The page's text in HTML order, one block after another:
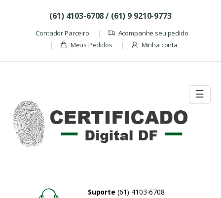
(61) 4103-6708 / (61) 9 9210-9773
Contador Parceiro
Acompanhe seu pedido
Meus Pedidos
Minha conta
☰
Suporte (61) 4103-6708